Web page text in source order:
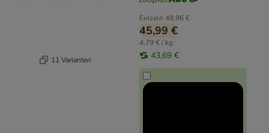
11 Varianten
Einzeln 49,96 €
45,99 €
4,79 € / kg
43,69 €